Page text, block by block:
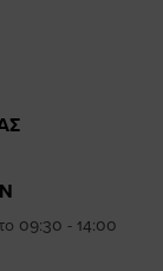
09:30 - 14:00